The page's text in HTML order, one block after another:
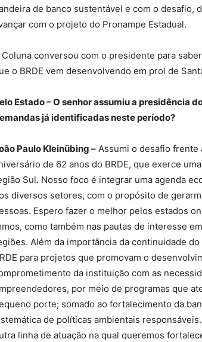
de banco sustentável e com o desafio,
com o projeto do Pronampe Estadual.
Coluna conversou com o presidente para
o BRDE vem desenvolvendo em prol de
Estado – O senhor assumiu a presidência
já identificadas neste período?
Paulo Kleinübing – Assumi o desafio frente
de 62 anos do BRDE, que exerce
Sul. Nosso foco é integrar uma agenda
diversos setores, com o propósito de
Espero fazer o melhor pelos estados
como também nas pautas de interesse
Além da importância da continuidade
para projetos que promovam o
da instituição com as
por meio de programas que
porte; somado ao fortalecimento da
de políticas ambientais
linha de atuação na qual queremos